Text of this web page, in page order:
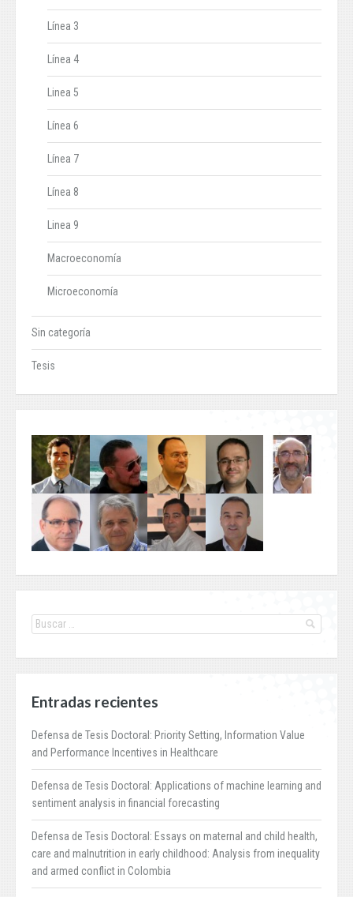
Línea 3
Línea 4
Linea 5
Línea 6
Línea 7
Línea 8
Linea 9
Macroeconomía
Microeconomía
Sin categoría
Tesis
Entradas recientes
Defensa de Tesis Doctoral: Priority Setting, Information Value
and Performance Incentives in Healthcare
Defensa de Tesis Doctoral: Applications of machine learning and
sentiment analysis in financial forecasting
Defensa de Tesis Doctoral: Essays on maternal and child health,
care and malnutrition in early childhood: Analysis from inequality
and armed conflict in Colombia